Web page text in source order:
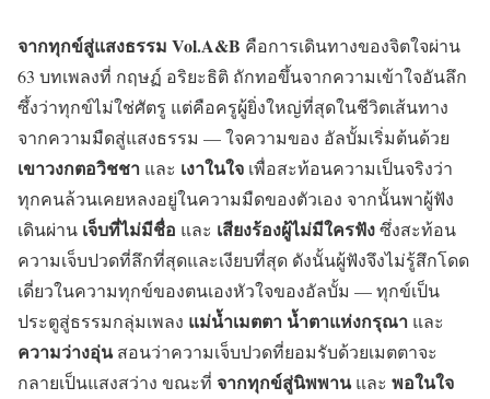
จากทุกข์สู่แสงธรรม Vol.A&B คือการเดินทางของจิตใจผ่าน
63 บทเพลงที่ กฤษฏ์ อริยะธิติ ถักทอขึ้นจากความเข้าใจอันลึก
ซึ้งว่าทุกข์ไม่ใช่ศัตรู แต่คือครูผู้ยิ่งใหญ่ที่สุดในชีวิตเส้นทาง
จากความมืดสู่แสงธรรม — ใจความของ อัลบั้มเริ่มต้นด้วย
เขาวงกตอวิชชา และ เงาในใจ เพื่อสะท้อนความเป็นจริงว่า
ทุกคนล้วนเคยหลงอยู่ในความมืดของตัวเอง จากนั้นพาผู้ฟัง
เดินผ่าน เจ็บที่ไม่มีชื่อ และ เสียงร้องผู้ไม่มีใครฟังซึ่งสะท้อน
ความเจ็บปวดที่ลึกที่สุดและเงียบที่สุด ดังนั้นผู้ฟังจึงไม่รู้สึกโดด
เดี่ยวในความทุกข์ของตนเองหัวใจของอัลบั้ม — ทุกข์เป็น
ประตูสู่ธรรมกลุ่มเพลง แม่น้ำเมตตา น้ำตาแห่งกรุณา และ
ความว่างอุ่นสอนว่าความเจ็บปวดที่ยอมรับด้วยเมตตาจะ
กลายเป็นแสงสว่าง ขณะที่ จากทุกข์สู่นิพพานและ พอในใจ